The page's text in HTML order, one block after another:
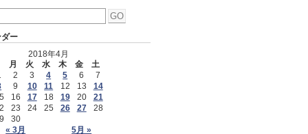
ー
2018年4月
月 火 水 木 金 土
« 3月 5月 »
2 3 4 5 6
7
9 10 11 12 13
14
16 17 18 19 20
21
23 24 25 26 27
28
30